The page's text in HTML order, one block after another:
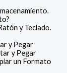
y Teclado.
y Pegar
y Pegar
un Formato